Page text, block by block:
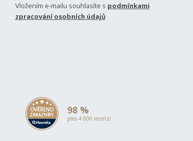
Vložením e-mailu souhlasíte s podmínkami
zpracování osobních údajů
98 %
přes 4 000 recenzí